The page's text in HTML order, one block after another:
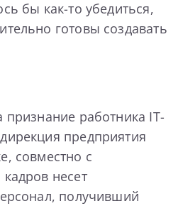
бы как-то убедиться,
готовы создавать
признание работника IT-
предприятия
совместно с
несет
получивший